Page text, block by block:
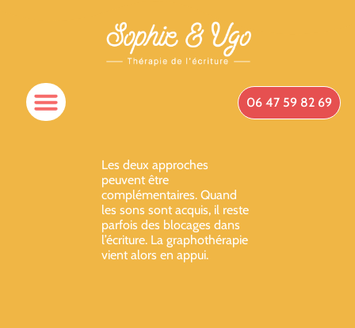
06 47 59 82 69
Les deux approches
peuvent être
complémentaires. Quand
les sons sont acquis, il reste
parfois des blocages dans
l’écriture. La graphothérapie
vient alors en appui.